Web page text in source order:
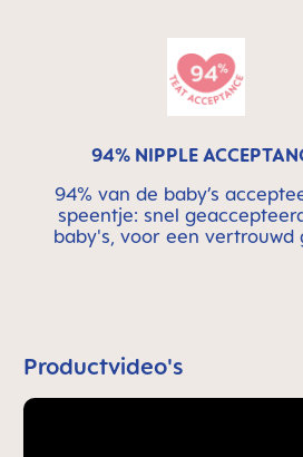
94% NIPPLE
94% van de baby’s
speentje: snel
baby's, voor een vertrouwd
Productvideo's